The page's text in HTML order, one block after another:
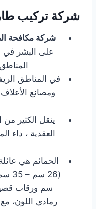
شركة تركيب
شركة مكافحة
على البشر في
في المناطق
ومصانع
ينقل الكثير
العقدية ، داء
الحمائم هي
سم ورقاب
رمادي اللون،